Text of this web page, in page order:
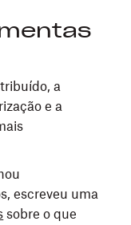
a
e a
escreveu uma
sobre o que